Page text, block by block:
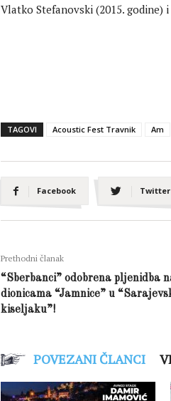
Vlatko Stefanovski (2015. godine)
TAGOVI Acoustic Fest Travnik Am
Facebook Twitter
Prethodni članak
“Sberbanci” odobrena pljenidba
dionicama “Jamnice” u
kiseljaku”!
POVEZANI ČLANCI